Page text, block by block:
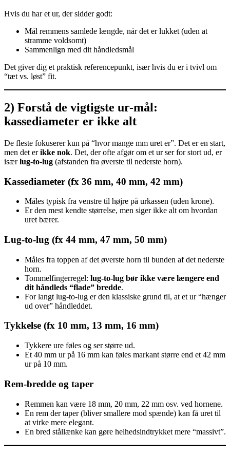
Hvis du har et ur, der sidder godt:
Mål remmens samlede længde, når det er lukket (uden at
stramme voldsomt)
Sammenlign med dit håndledsmål
Det giver dig et praktisk referencepunkt, især hvis du er i tvivl om
“tæt vs. løst” fit.
2) Forstå de vigtigste ur-mål:
kassediameter er ikke alt
De fleste fokuserer kun på “hvor mange mm uret er”. Det er en start,
men det erikke nok. Det, der ofte afgør om et ur ser for stort ud, er
isærlug-to-lug (afstanden fra øverste til nederste horn).
Kassediameter (fx 36 mm, 40 mm, 42 mm)
Måles typisk fra venstre til højre på urkassen (uden krone).
Er den mest kendte størrelse, men siger ikke alt om hvordan
uret bærer.
Lug-to-lug (fx 44 mm, 47 mm, 50 mm)
Måles fra toppen af det øverste horn til bunden af det nederste
horn.
Tommelfingerregel: lug-to-lug bør ikke være længere end
dit håndleds “flade” bredde.
For langt lug-to-lug er den klassiske grund til, at et ur “hænger
ud over” håndleddet.
Tykkelse (fx 10 mm, 13 mm, 16 mm)
Tykkere ure føles og ser større ud.
Et 40 mm ur på 16 mm kan føles markant større end et 42 mm
ur på 10 mm.
Rem-bredde og taper
Remmen kan være 18 mm, 20 mm, 22 mm osv. ved hornene.
En rem der taper (bliver smallere mod spænde) kan få uret til
at virke mere elegant.
En bred stållænke kan gøre helhedsindtrykket mere “massivt”.